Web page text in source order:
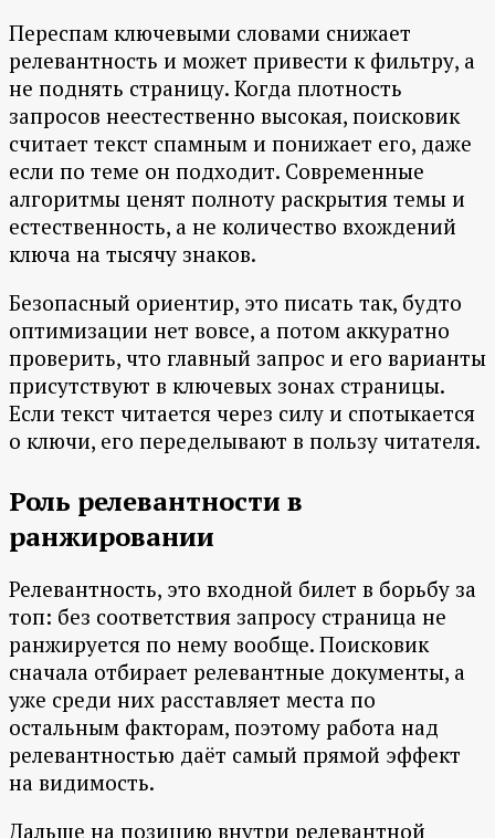
Переспам ключевыми словами снижает
релевантность и может привести к фильтру, а
не поднять страницу. Когда плотность
запросов неестественно высокая, поисковик
считает текст спамным и понижает его, даже
если по теме он подходит. Современные
алгоритмы ценят полноту раскрытия темы и
естественность, а не количество вхождений
ключа на тысячу знаков.
Безопасный ориентир, это писать так, будто
оптимизации нет вовсе, а потом аккуратно
проверить, что главный запрос и его варианты
присутствуют в ключевых зонах страницы.
Если текст читается через силу и спотыкается
о ключи, его переделывают в пользу читателя.
Роль релевантности в
ранжировании
Релевантность, это входной билет в борьбу за
топ: без соответствия запросу страница не
ранжируется по нему вообще. Поисковик
сначала отбирает релевантные документы, а
уже среди них расставляет места по
остальным факторам, поэтому работа над
релевантностью даёт самый прямой эффект
на видимость.
Дальше на позицию внутри релевантной